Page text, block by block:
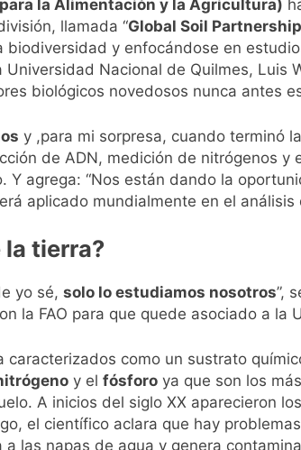
del AMBA: cuándo dejará de llover y llega
Ley de Propiedad Privada de Milei
que tuvo un «brote psicótico» por
la mayoría y rechazó el pedido del
Congreso contra el proyecto oficial de Ley
celebra la fiesta de San Cayetano
operada por La Central de Vicente López
la Alimentación y la Agricultura)
llamada “Global Soil Partnership
y enfocándose en
Nacional de Quilmes, Luis
biológicos novedosos nunca antes
y ,para mi sorpresa, cuando terminó
de ADN, medición de nitrógenos y
Y agrega: “Nos están dando la
aplicado mundialmente en el análisis
tierra?
yo sé, solo lo estudiamos nosotros”,
la FAO para que quede asociado a la
como un sustrato
y el fósforo ya que son los
A inicios del siglo XX aparecieron
el científico aclara que hay
las napas de agua y genera